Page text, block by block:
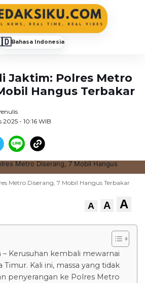
Bahasa Indonesia
Jaktim: Polres Metro
Hangus Terbakar
2025 - 10:16 WIB
Metro Diserang, 7 Mobil Hangus Terbakar
A A A
– Kerusuhan kembali mewarnai
Timur. Kali ini, massa yang tidak
penyerangan ke Polres Metro